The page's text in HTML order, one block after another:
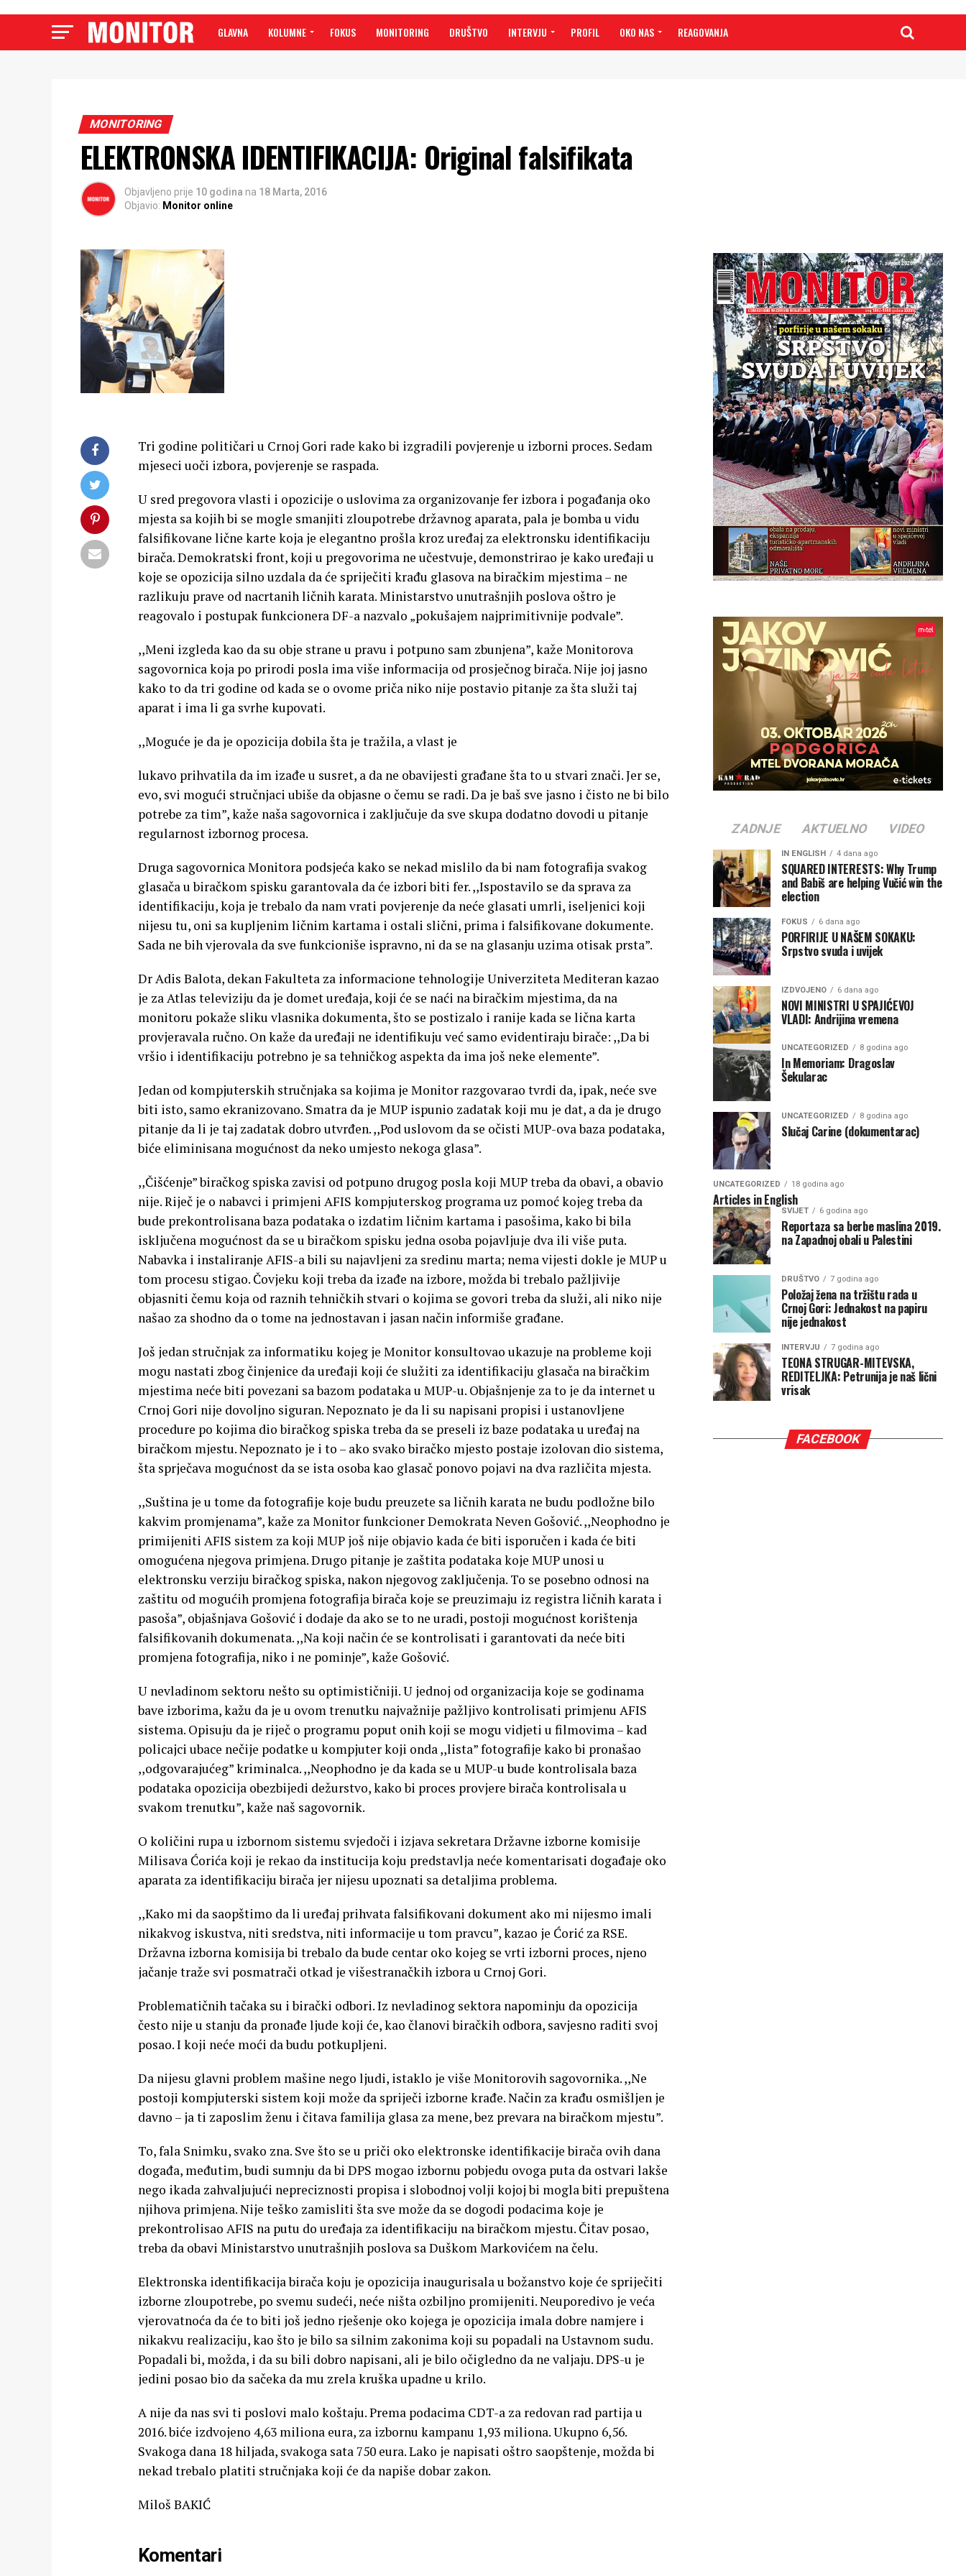
GLAVNA KOLUMNE FOKUS MONITORING DRUŠTVO INTERVJU PROFIL OKO NAS REAGOVANJA
MONITORING
ELEKTRONSKA IDENTIFIKACIJA: Original falsifikata
Objavljeno prije 10 godina na 18 Marta, 2016
Objavio: Monitor online
Tri godine političari u Crnoj Gori rade kako bi izgradili povjerenje u izborni proces. Sedam
mjeseci uoči izbora, povjerenje se raspada.
U sred pregovora vlasti i opozicije o uslovima za organizovanje fer izbora i pogađanja oko
mjesta sa kojih bi se mogle smanjiti zloupotrebe državnog aparata, pala je bomba u vidu
falsifikovane lične karte koja je elegantno prošla kroz uređaj za elektronsku identifikaciju
birača. Demokratski front, koji u pregovorima ne učestvuje, demonstrirao je kako uređaji u
koje se opozicija silno uzdala da će spriječiti krađu glasova na biračkim mjestima – ne
razlikuju prave od nacrtanih ličnih karata. Ministarstvo unutrašnjih poslova oštro je
reagovalo i postupak funkcionera DF-a nazvalo „pokušajem najprimitivnije podvale”.
,,Meni izgleda kao da su obje strane u pravu i potpuno sam zbunjena”, kaže Monitorova
sagovornica koja po prirodi posla ima više informacija od prosječnog birača. Nije joj jasno
kako to da tri godine od kada se o ovome priča niko nije postavio pitanje za šta služi taj
aparat i ima li ga svrhe kupovati.
,,Moguće je da je opozicija dobila šta je tražila, a vlast je
lukavo prihvatila da im izađe u susret, a da ne obavijesti građane šta to u stvari znači. Jer se,
evo, svi mogući stručnjaci ubiše da objasne o čemu se radi. Da je baš sve jasno i čisto ne bi bilo
potrebe za tim”, kaže naša sagovornica i zaključuje da sve skupa dodatno dovodi u pitanje
regularnost izbornog procesa.
Druga sagovornica Monitora podsjeća kako se nekad mislilo da bi nam fotografija svakog
glasača u biračkom spisku garantovala da će izbori biti fer. ,,Ispostavilo se da sprava za
identifikaciju, koja je trebalo da nam vrati povjerenje da neće glasati umrli, iseljenici koji
nijesu tu, oni sa kupljenim ličnim kartama i ostali slični, prima i falsifikovane dokumente.
Sada ne bih vjerovala da sve funkcioniše ispravno, ni da se na glasanju uzima otisak prsta”.
Dr Adis Balota, dekan Fakulteta za informacione tehnologije Univerziteta Mediteran kazao
je za Atlas televiziju da je domet uređaja, koji će se naći na biračkim mjestima, da na
monitoru pokaže sliku vlasnika dokumenta, što se postizalo i ranije kada se lična karta
provjeravala ručno. On kaže da uređaji ne identifikuju već samo evidentiraju birače: ,,Da bi
vršio i identifikaciju potrebno je sa tehničkog aspekta da ima još neke elemente”.
Jedan od kompjuterskih stručnjaka sa kojima je Monitor razgovarao tvrdi da, ipak, neće sve
biti isto, samo ekranizovano. Smatra da je MUP ispunio zadatak koji mu je dat, a da je drugo
pitanje da li je taj zadatak dobro utvrđen. ,,Pod uslovom da se očisti MUP-ova baza podataka,
biće eliminisana mogućnost da neko umjesto nekoga glasa”.
,,Čišćenje” biračkog spiska zavisi od potpuno drugog posla koji MUP treba da obavi, a obavio
nije. Riječ je o nabavci i primjeni AFIS kompjuterskog programa uz pomoć kojeg treba da
bude prekontrolisana baza podataka o izdatim ličnim kartama i pasošima, kako bi bila
isključena mogućnost da se u biračkom spisku jedna osoba pojavljuje dva ili više puta.
Nabavka i instaliranje AFIS-a bili su najavljeni za sredinu marta; nema vijesti dokle je MUP u
tom procesu stigao. Čovjeku koji treba da izađe na izbore, možda bi trebalo pažljivije
objasniti čemu koja od raznih tehničkih stvari o kojima se govori treba da služi, ali niko nije
našao za shodno da o tome na jednostavan i jasan način informiše građane.
Još jedan stručnjak za informatiku kojeg je Monitor konsultovao ukazuje na probleme koji
mogu nastati zbog činjenice da uređaji koji će služiti za identifikaciju glasača na biračkim
mjestima neće biti povezani sa bazom podataka u MUP-u. Objašnjenje za to je da internet u
Crnoj Gori nije dovoljno siguran. Nepoznato je da li su napisani propisi i ustanovljene
procedure po kojima dio biračkog spiska treba da se preseli iz baze podataka u uređaj na
biračkom mjestu. Nepoznato je i to – ako svako biračko mjesto postaje izolovan dio sistema,
šta sprječava mogućnost da se ista osoba kao glasač ponovo pojavi na dva različita mjesta.
,,Suština je u tome da fotografije koje budu preuzete sa ličnih karata ne budu podložne bilo
kakvim promjenama”, kaže za Monitor funkcioner Demokrata Neven Gošović. ,,Neophodno je
primijeniti AFIS sistem za koji MUP još nije objavio kada će biti isporučen i kada će biti
omogućena njegova primjena. Drugo pitanje je zaštita podataka koje MUP unosi u
elektronsku verziju biračkog spiska, nakon njegovog zaključenja. To se posebno odnosi na
zaštitu od mogućih promjena fotografija birača koje se preuzimaju iz registra ličnih karata i
pasoša”, objašnjava Gošović i dodaje da ako se to ne uradi, postoji mogućnost korištenja
falsifikovanih dokumenata. ,,Na koji način će se kontrolisati i garantovati da neće biti
promjena fotografija, niko i ne pominje”, kaže Gošović.
U nevladinom sektoru nešto su optimističniji. U jednoj od organizacija koje se godinama
bave izborima, kažu da je u ovom trenutku najvažnije pažljivo kontrolisati primjenu AFIS
sistema. Opisuju da je riječ o programu poput onih koji se mogu vidjeti u filmovima – kad
policajci ubace nečije podatke u kompjuter koji onda ,,lista” fotografije kako bi pronašao
,,odgovarajućeg” kriminalca. ,,Neophodno je da kada se u MUP-u bude kontrolisala baza
podataka opozicija obezbijedi dežurstvo, kako bi proces provjere birača kontrolisala u
svakom trenutku”, kaže naš sagovornik.
O količini rupa u izbornom sistemu svjedoči i izjava sekretara Državne izborne komisije
Milisava Ćorića koji je rekao da institucija koju predstavlja neće komentarisati događaje oko
aparata za identifikaciju birača jer nijesu upoznati sa detaljima problema.
,,Kako mi da saopštimo da li uređaj prihvata falsifikovani dokument ako mi nijesmo imali
nikakvog iskustva, niti sredstva, niti informacije u tom pravcu”, kazao je Ćorić za RSE.
Državna izborna komisija bi trebalo da bude centar oko kojeg se vrti izborni proces, njeno
jačanje traže svi posmatrači otkad je višestranačkih izbora u Crnoj Gori.
Problematičnih tačaka su i birački odbori. Iz nevladinog sektora napominju da opozicija
često nije u stanju da pronađe ljude koji će, kao članovi biračkih odbora, savjesno raditi svoj
posao. I koji neće moći da budu potkupljeni.
Da nijesu glavni problem mašine nego ljudi, istaklo je više Monitorovih sagovornika. ,,Ne
postoji kompjuterski sistem koji može da spriječi izborne krađe. Način za krađu osmišljen je
davno – ja ti zaposlim ženu i čitava familija glasa za mene, bez prevara na biračkom mjestu”.
To, fala Snimku, svako zna. Sve što se u priči oko elektronske identifikacije birača ovih dana
događa, međutim, budi sumnju da bi DPS mogao izbornu pobjedu ovoga puta da ostvari lakše
nego ikada zahvaljujući nepreciznosti propisa i slobodnoj volji kojoj bi mogla biti prepuštena
njihova primjena. Nije teško zamisliti šta sve može da se dogodi podacima koje je
prekontrolisao AFIS na putu do uređaja za identifikaciju na biračkom mjestu. Čitav posao,
treba da obavi Ministarstvo unutrašnjih poslova sa Duškom Markovićem na čelu.
Elektronska identifikacija birača koju je opozicija inaugurisala u božanstvo koje će spriječiti
izborne zloupotrebe, po svemu sudeći, neće ništa ozbiljno promijeniti. Neuporedivo je veća
vjerovatnoća da će to biti još jedno rješenje oko kojega je opozicija imala dobre namjere i
nikakvu realizaciju, kao što je bilo sa silnim zakonima koji su popadali na Ustavnom sudu.
Popadali bi, možda, i da su bili dobro napisani, ali je bilo očigledno da ne valjaju. DPS-u je
jedini posao bio da sačeka da mu zrela kruška upadne u krilo.
A nije da nas svi ti poslovi malo koštaju. Prema podacima CDT-a za redovan rad partija u
2016. biće izdvojeno 4,63 miliona eura, za izbornu kampanu 1,93 miliona. Ukupno 6,56.
Svakoga dana 18 hiljada, svakoga sata 750 eura. Lako je napisati oštro saopštenje, možda bi
nekad trebalo platiti stručnjaka koji će da napiše dobar zakon.
Miloš BAKIĆ
Komentari
ZADNJE AKTUELNO VIDEO
IN ENGLISH 4 dana ago
SQUARED INTERESTS: Why Trump
and Babiš are helping Vučić win the
election
FOKUS 6 dana ago
PORFIRIJE U NAŠEM SOKAKU:
Srpstvo svuda i uvijek
IZDVOJENO 6 dana ago
NOVI MINISTRI U SPAJIĆEVOJ
VLADI: Andrijina vremena
UNCATEGORIZED 8 godina ago
In Memoriam: Dragoslav
Šekularac
UNCATEGORIZED 8 godina ago
Slučaj Carine (dokumentarac)
UNCATEGORIZED 18 godina ago
Articles in English
SVIJET 6 godina ago
Reportaza sa berbe maslina 2019.
na Zapadnoj obali u Palestini
DRUŠTVO 7 godina ago
Položaj žena na tržištu rada u
Crnoj Gori: Jednakost na papiru
nije jednakost
INTERVJU 7 godina ago
TEONA STRUGAR-MITEVSKA,
REDITELJKA: Petrunija je naš lični
vrisak
FACEBOOK